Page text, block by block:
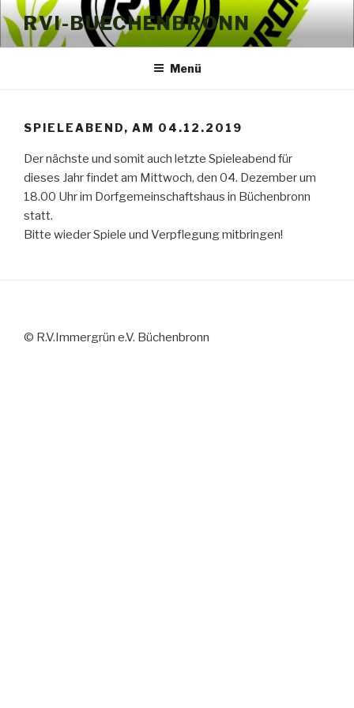
Zum
Inhalt
springen
RVI-BUECHENBRONN
Menü
SPIELEABEND, AM 04.12.2019
Der nächste und somit auch letzte Spieleabend für
dieses Jahr findet am Mittwoch, den 04. Dezember um
18.00 Uhr im Dorfgemeinschaftshaus in Büchenbronn
statt.
Bitte wieder Spiele und Verpflegung mitbringen!
© R.V.Immergrün e.V. Büchenbronn